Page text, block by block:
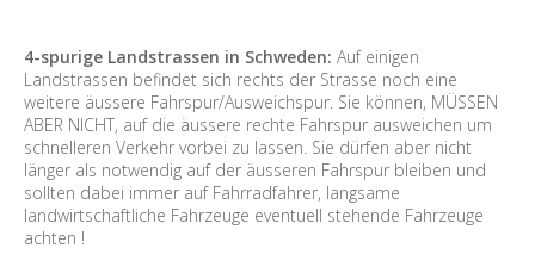
4-spurige Landstrassen in Schweden: Auf einigen
Landstrassen befindet sich rechts der Strasse noch eine
weitere äussere Fahrspur/Ausweichspur. Sie können, MÜSSEN
ABER NICHT, auf die äussere rechte Fahrspur ausweichen um
schnelleren Verkehr vorbei zu lassen. Sie dürfen aber nicht
länger als notwendig auf der äusseren Fahrspur bleiben und
sollten dabei immer auf Fahrradfahrer, langsame
landwirtschaftliche Fahrzeuge eventuell stehende Fahrzeuge
achten !